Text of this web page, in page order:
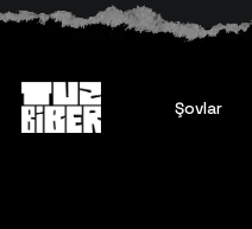
Şovlar